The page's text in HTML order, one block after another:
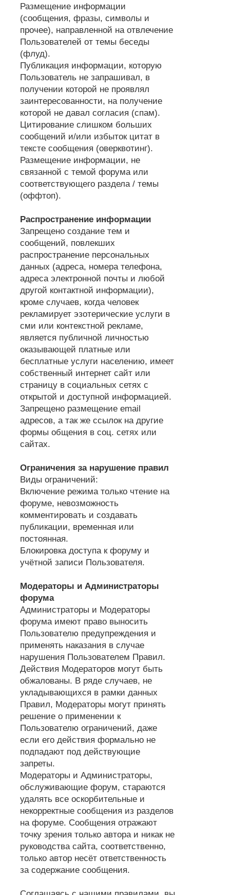
Размещение информации
(сообщения, фразы, символы и
прочее), направленной на отвлечение
Пользователей от темы беседы
(флуд).
Публикация информации, которую
Пользователь не запрашивал, в
получении которой не проявлял
заинтересованности, на получение
которой не давал согласия (спам).
Цитирование слишком больших
сообщений и/или избыток цитат в
тексте сообщения (оверквотинг).
Размещение информации, не
связанной с темой форума или
соответствующего раздела / темы
(оффтоп).
Распространение информации
Запрещено создание тем и
сообщений, повлекших
распространение персональных
данных (адреса, номера телефона,
адреса электронной почты и любой
другой контактной информации),
кроме случаев, когда человек
рекламирует эзотерические услуги в
сми или контекстной рекламе,
является публичной личностью
оказывающей платные или
бесплатные услуги населению, имеет
собственный интернет сайт или
страницу в социальных сетях с
открытой и доступной информацией.
Запрещено размещение email
адресов, а так же ссылок на другие
формы общения в соц. сетях или
сайтах.
Ограничения за нарушение правил
Виды ограничений:
Включение режима только чтение на
форуме, невозможность
комментировать и создавать
публикации, временная или
постоянная.
Блокировка доступа к форуму и
учётной записи Пользователя.
Модераторы и Администраторы
форума
Администраторы и Модераторы
форума имеют право выносить
Пользователю предупреждения и
применять наказания в случае
нарушения Пользователем Правил.
Действия Модераторов могут быть
обжалованы. В ряде случаев, не
укладывающихся в рамки данных
Правил, Модераторы могут принять
решение о применении к
Пользователю ограничений, даже
если его действия формально не
подпадают под действующие
запреты.
Модераторы и Администраторы,
обслуживающие форум, стараются
удалять все оскорбительные и
некорректные сообщения из разделов
на форуме. Сообщения отражают
точку зрения только автора и никак не
руководства сайта, соответственно,
только автор несёт ответственность
за содержание сообщения.